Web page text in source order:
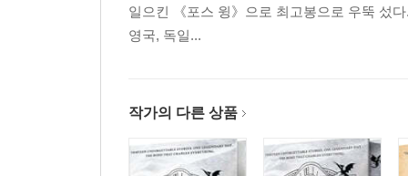
일으킨 《포스 윙》으로 최고봉으로 우뚝 섰
영국, 독일...
작가의 다른 상품